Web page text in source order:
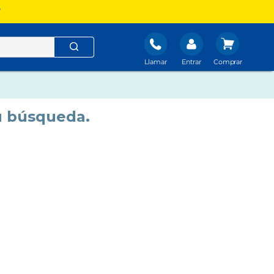
Llamar Entrar
búsqueda.